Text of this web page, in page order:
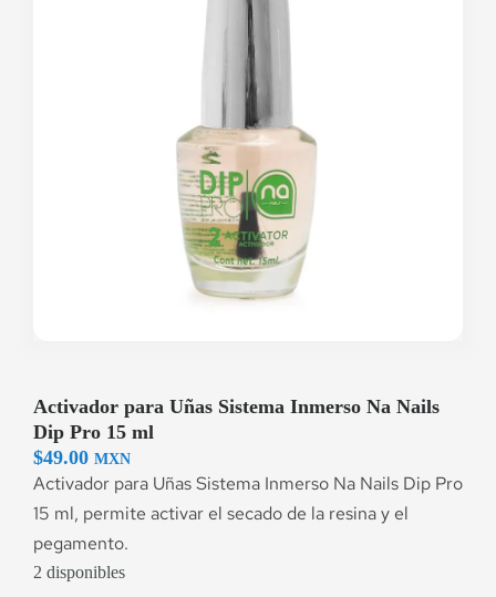
Activador para Uñas Sistema Inmerso Na Nails
Dip Pro 15 ml
$49.00 MXN
Activador para Uñas Sistema Inmerso Na Nails Dip Pro
15 ml, permite activar el secado de la resina y el
pegamento.
2 disponibles